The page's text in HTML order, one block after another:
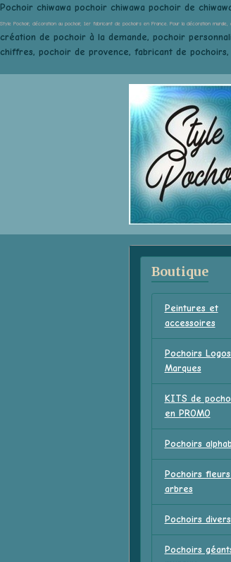
Pochoir chiwawa pochoir chiwawa pochoir de
Style Pochoir, décoration au pochoir, 1er fabricant de pochoirs en France. Pour la décoration
création de pochoir à la demande, pochoir
chiffres, pochoir de provence, fabricant de
Boutique
Peintures et
accessoires
Pochoirs
Marques
KITS de
en PROMO
Pochoirs
Pochoirs
arbres
Pochoirs divers
Pochoirs